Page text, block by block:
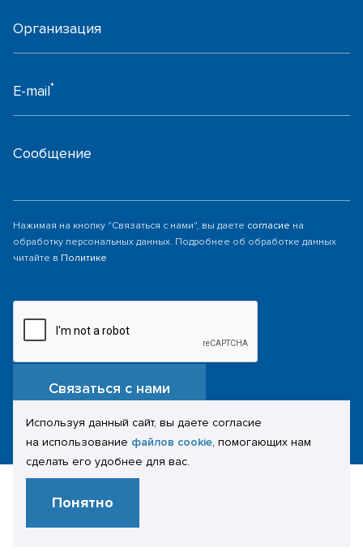
Организация
E-mail*
Сообщение
Нажимая на кнопку "Связаться с нами", вы даете согласие на
обработку персональных данных. Подробнее об обработке данных
читайте в Политике
Связаться с нами
Используя данный сайт, вы даете согласие
на использование файлов cookie, помогающих нам
сделать его удобнее для вас.
Понятно